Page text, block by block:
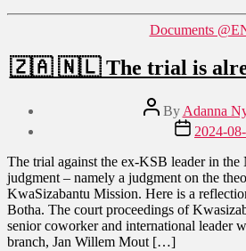
Documents
🇿🇦 🇳🇱 The trial is
Post
author
By Adanna
Post
date
2024-
The trial against the ex-KSB leader in the
judgment – namely a judgment on the
KwaSizabantu Mission. Here is a
Botha. The court proceedings of
senior coworker and international leader
branch, Jan Willem Mout […]